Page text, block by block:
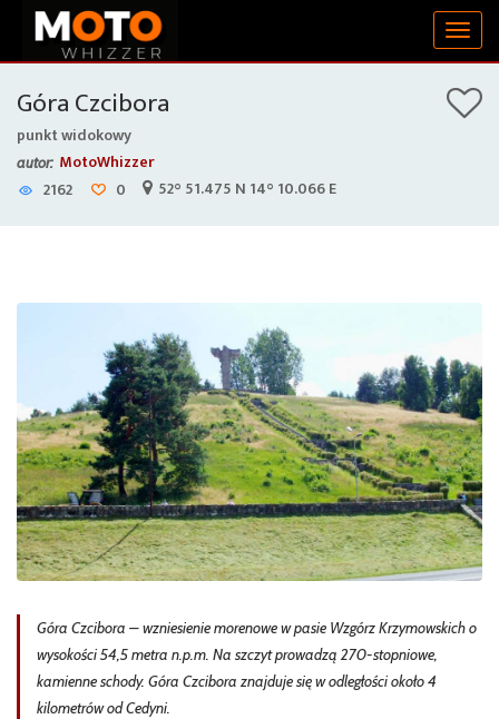
Góra Czcibora
punkt widokowy
autor: MotoWhizzer
2162
0 52° 51.475 N 14° 10.066 E
Góra Czcibora – wzniesienie morenowe w pasie Wzgórz Krzymowskich o
wysokości 54,5 metra n.p.m. Na szczyt prowadzą 270-stopniowe,
kamienne schody. Góra Czcibora znajduje się w odległości około 4
kilometrów od Cedyni.